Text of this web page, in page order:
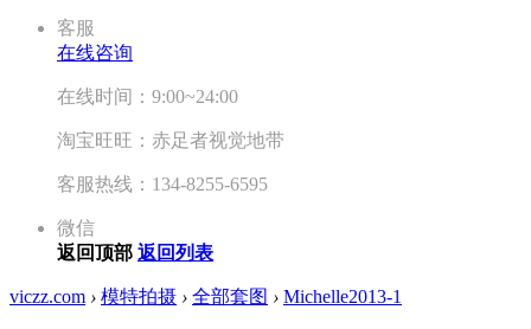
客服
在线咨询
在线时间：9:00~24:00
淘宝旺旺：赤足者视觉地带
客服热线：134-8255-6595
微信
返回顶部 返回列表
viczz.com › 模特拍摄 › 全部套图 › Michelle2013-1